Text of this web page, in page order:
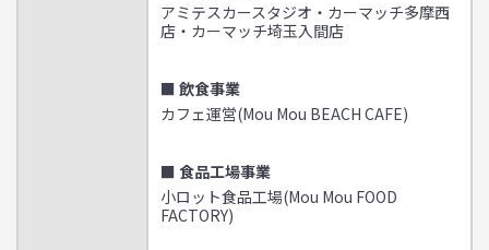
アミテスカースタジオ・カーマッチ多摩西
店・カーマッチ埼玉入間店
■ 飲食事業
カフェ運営(Mou Mou BEACH CAFE)
■ 食品工場事業
小ロット食品工場(Mou Mou FOOD
FACTORY)